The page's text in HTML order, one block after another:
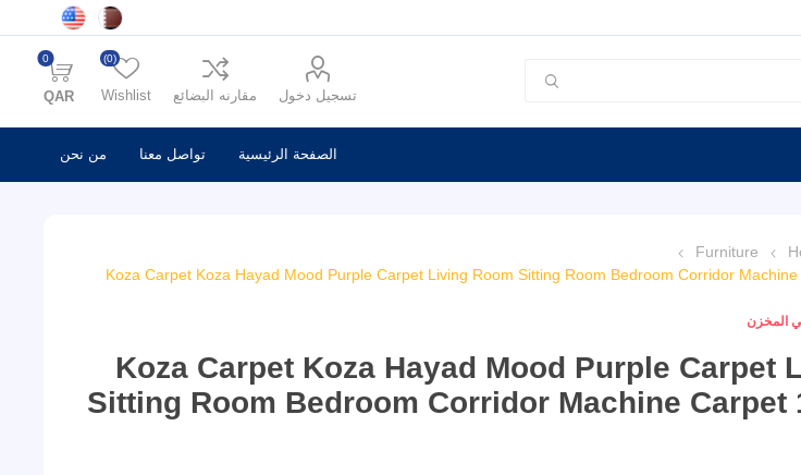
تسجيل دخول مقارنه البضائع Wishlist
(0)
0
QAR
الصفحة الرئيسية تواصل معنا من نحن
Furniture
Koza Carpet Koza Hayad Mood Purple Carpet Living Room Sitting Room Bedroom Corridor
المخزن
Koza Carpet Koza Hayad Mood Purple Carpet
Sitting Room Bedroom Corridor Machine Carpet